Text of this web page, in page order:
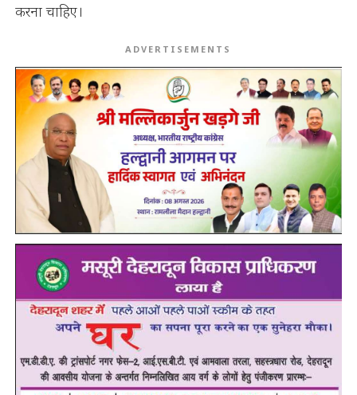
करना चाहिए।
ADVERTISEMENTS